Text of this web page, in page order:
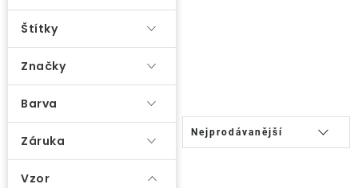
Deštníky
Kolekce
Štítky
Značky
Barva
Záruka
Vzor
i
s
r
d
Ř
a
Nejprodávanější